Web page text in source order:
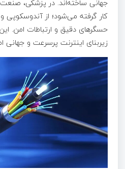
جهانی ساخته‌اند. در پزشکی، صنعت
کار گرفته می‌شود؛ از آندوسکوپی
حسگرهای دقیق و ارتباطات امن.
زیربنای اینترنت پرسرعت و جهانی